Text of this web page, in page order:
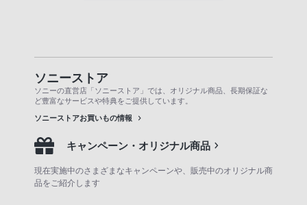
ソニーストア
ソニーの直営店「ソニーストア」では、オリジナル商品、長期保証な
ど豊富なサービスや特典をご提供しています。
ソニーストアお買いもの情報
キャンペーン・オリジナル商品
現在実施中のさまざまなキャンペーンや、販売中のオリジナル商
品をご紹介します